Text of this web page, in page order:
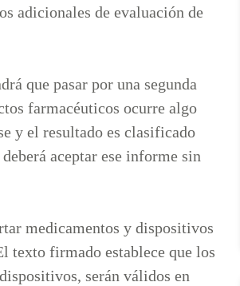
adicionales de evaluación de
que pasar por una segunda
farmacéuticos ocurre algo
y el resultado es clasificado
aceptar ese informe sin
medicamentos y dispositivos
texto firmado establece que los
serán válidos en